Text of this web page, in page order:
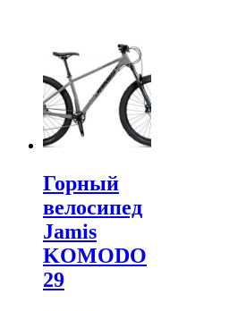
Горный
велосипед
Jamis
KOMODO
29